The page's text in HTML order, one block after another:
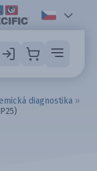
diagnostika »